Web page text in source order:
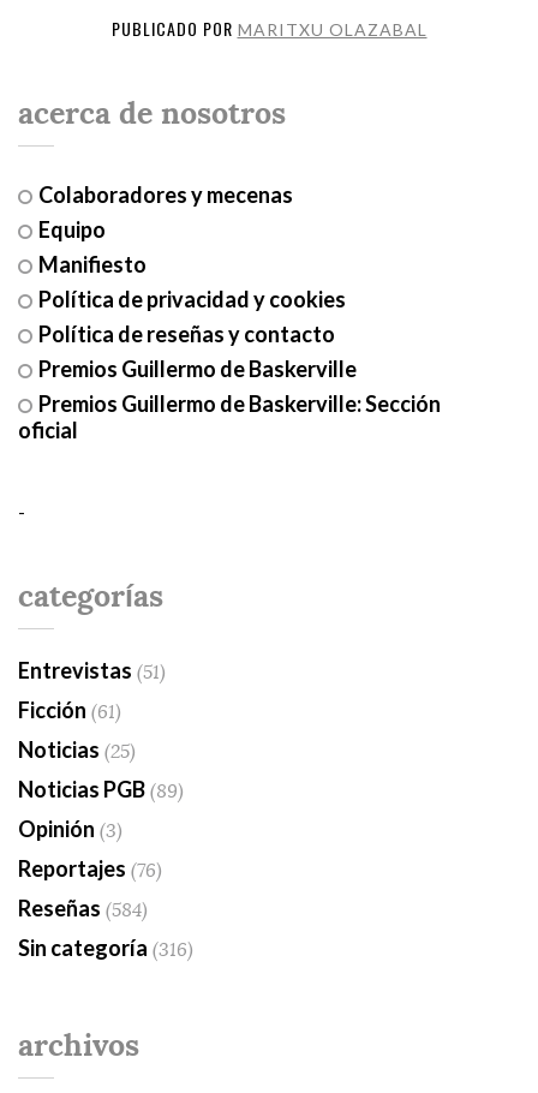
PUBLICADO POR MARITXU OLAZABAL
acerca de nosotros
Colaboradores y mecenas
Equipo
Manifiesto
Política de privacidad y cookies
Política de reseñas y contacto
Premios Guillermo de Baskerville
Premios Guillermo de Baskerville: Sección
oficial
-
categorías
Entrevistas (51)
Ficción (61)
Noticias (25)
Noticias PGB(89)
Opinión (3)
Reportajes (76)
Reseñas (584)
Sin categoría (316)
archivos